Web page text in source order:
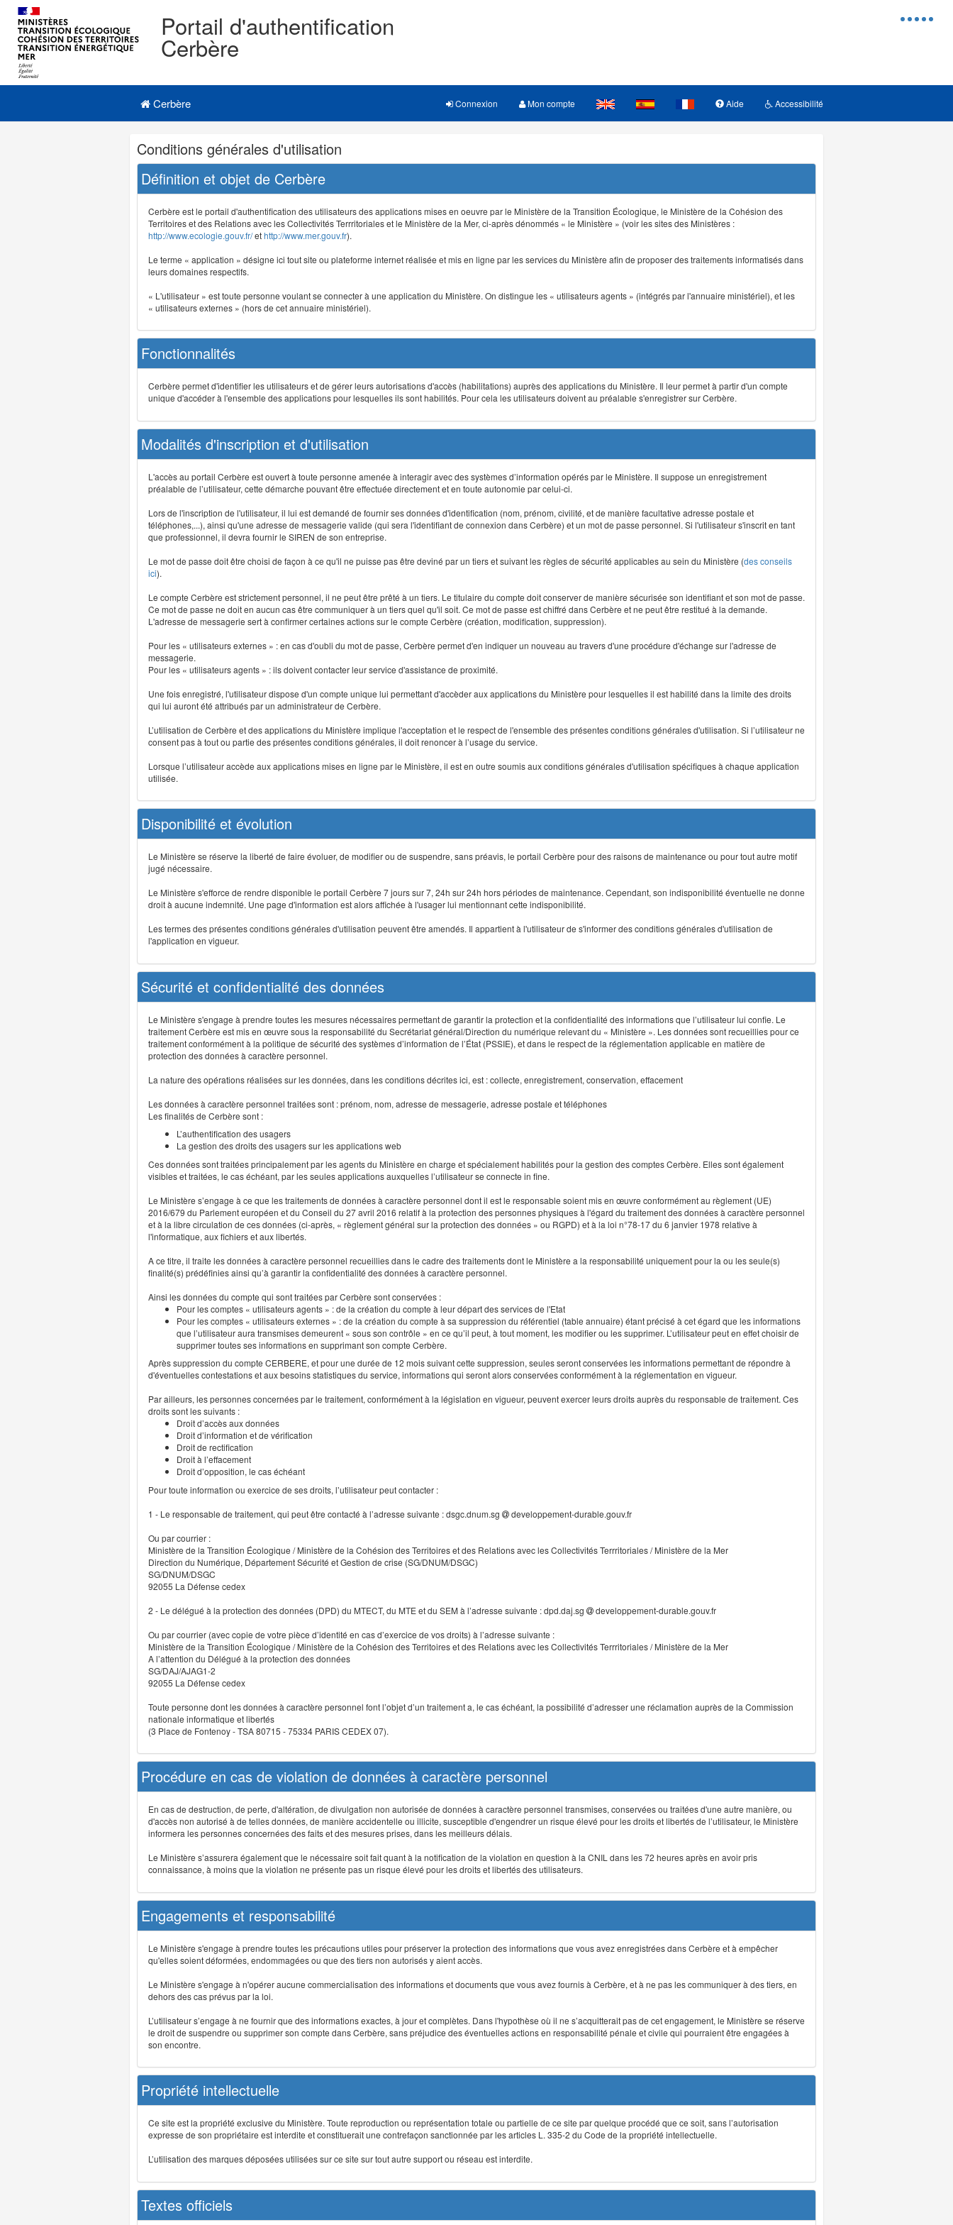
Menu
Portail d'authentification
Cerbère
Navigation
Menu principal
Cerbère Connexion Mon compte Aide Accessibilité
Navigation
et
outils
annexes
Conditions générales d'utilisation
Définition et objet de Cerbère
Cerbère est le portail d'authentification des utilisateurs des applications mises en oeuvre par le Ministère de la Transition Écologique, le Ministère de la Cohésion des
Territoires et des Relations avec les Collectivités Terrritoriales et le Ministère de la Mer, ci-après dénommés « le Ministère » (voir les sites des Ministères :
http://www.ecologie.gouv.fr/ethttp://www.mer.gouv.fr).
Le terme « application » désigne ici tout site ou plateforme internet réalisée et mis en ligne par les services du Ministère afin de proposer des traitements informatisés dans
leurs domaines respectifs.
« L'utilisateur » est toute personne voulant se connecter à une application du Ministère. On distingue les « utilisateurs agents » (intégrés par l'annuaire ministériel), et les
« utilisateurs externes » (hors de cet annuaire ministériel).
Fonctionnalités
Cerbère permet d'identifier les utilisateurs et de gérer leurs autorisations d'accès (habilitations) auprès des applications du Ministère. Il leur permet à partir d'un compte
unique d'accéder à l'ensemble des applications pour lesquelles ils sont habilités. Pour cela les utilisateurs doivent au préalable s'enregistrer sur Cerbère.
Modalités d'inscription et d'utilisation
L'accès au portail Cerbère est ouvert à toute personne amenée à interagir avec des systèmes d’information opérés par le Ministère. Il suppose un enregistrement
préalable de l’utilisateur, cette démarche pouvant être effectuée directement et en toute autonomie par celui-ci.
Lors de l'inscription de l'utilisateur, il lui est demandé de fournir ses données d'identification (nom, prénom, civilité, et de manière facultative adresse postale et
téléphones,...), ainsi qu'une adresse de messagerie valide (qui sera l'identifiant de connexion dans Cerbère) et un mot de passe personnel. Si l'utilisateur s'inscrit en tant
que professionnel, il devra fournir le SIREN de son entreprise.
Le mot de passe doit être choisi de façon à ce qu'il ne puisse pas être deviné par un tiers et suivant les règles de sécurité applicables au sein du Ministère (des conseils
ici).
Le compte Cerbère est strictement personnel, il ne peut être prêté à un tiers. Le titulaire du compte doit conserver de manière sécurisée son identifiant et son mot de passe.
Ce mot de passe ne doit en aucun cas être communiquer à un tiers quel qu'il soit. Ce mot de passe est chiffré dans Cerbère et ne peut être restitué à la demande.
L'adresse de messagerie sert à confirmer certaines actions sur le compte Cerbère (création, modification, suppression).
Pour les « utilisateurs externes » : en cas d'oubli du mot de passe, Cerbère permet d'en indiquer un nouveau au travers d'une procédure d'échange sur l'adresse de
messagerie.
Pour les « utilisateurs agents » : ils doivent contacter leur service d'assistance de proximité.
Une fois enregistré, l'utilisateur dispose d'un compte unique lui permettant d'accèder aux applications du Ministère pour lesquelles il est habilité dans la limite des droits
qui lui auront été attribués par un administrateur de Cerbère.
L’utilisation de Cerbère et des applications du Ministère implique l'acceptation et le respect de l'ensemble des présentes conditions générales d'utilisation. Si l’utilisateur ne
consent pas à tout ou partie des présentes conditions générales, il doit renoncer à l’usage du service.
Lorsque l’utilisateur accède aux applications mises en ligne par le Ministère, il est en outre soumis aux conditions générales d'utilisation spécifiques à chaque application
utilisée.
Disponibilité et évolution
Le Ministère se réserve la liberté de faire évoluer, de modifier ou de suspendre, sans préavis, le portail Cerbère pour des raisons de maintenance ou pour tout autre motif
jugé nécessaire.
Le Ministère s'efforce de rendre disponible le portail Cerbère 7 jours sur 7, 24h sur 24h hors périodes de maintenance. Cependant, son indisponibilité éventuelle ne donne
droit à aucune indemnité. Une page d'information est alors affichée à l'usager lui mentionnant cette indisponibilité.
Les termes des présentes conditions générales d'utilisation peuvent être amendés. Il appartient à l'utilisateur de s'informer des conditions générales d'utilisation de
l'application en vigueur.
Sécurité et confidentialité des données
Le Ministère s'engage à prendre toutes les mesures nécessaires permettant de garantir la protection et la confidentialité des informations que l’utilisateur lui confie. Le
traitement Cerbère est mis en œuvre sous la responsabilité du Secrétariat général/Direction du numérique relevant du « Ministère ». Les données sont recueillies pour ce
traitement conformément à la politique de sécurité des systèmes d’information de l’État (PSSIE), et dans le respect de la réglementation applicable en matière de
protection des données à caractère personnel.
La nature des opérations réalisées sur les données, dans les conditions décrites ici, est : collecte, enregistrement, conservation, effacement
Les données à caractère personnel traitées sont : prénom, nom, adresse de messagerie, adresse postale et téléphones
Les finalités de Cerbère sont :
L’authentification des usagers
La gestion des droits des usagers sur les applications web
Ces données sont traitées principalement par les agents du Ministère en charge et spécialement habilités pour la gestion des comptes Cerbère. Elles sont également
visibles et traitées, le cas échéant, par les seules applications auxquelles l’utilisateur se connecte in fine.
Le Ministère s’engage à ce que les traitements de données à caractère personnel dont il est le responsable soient mis en œuvre conformément au règlement (UE)
2016/679 du Parlement européen et du Conseil du 27 avril 2016 relatif à la protection des personnes physiques à l'égard du traitement des données à caractère personnel
et à la libre circulation de ces données (ci-après, « règlement général sur la protection des données » ou RGPD) et à la loi n°78-17 du 6 janvier 1978 relative à
l'informatique, aux fichiers et aux libertés.
A ce titre, il traite les données à caractère personnel recueillies dans le cadre des traitements dont le Ministère a la responsabilité uniquement pour la ou les seule(s)
finalité(s) prédéfinies ainsi qu’à garantir la confidentialité des données à caractère personnel.
Ainsi les données du compte qui sont traitées par Cerbère sont conservées :
Pour les comptes « utilisateurs agents » : de la création du compte à leur départ des services de l'Etat
Pour les comptes « utilisateurs externes » : de la création du compte à sa suppression du référentiel (table annuaire) étant précisé à cet égard que les informations
que l’utilisateur aura transmises demeurent « sous son contrôle » en ce qu’il peut, à tout moment, les modifier ou les supprimer. L’utilisateur peut en effet choisir de
supprimer toutes ses informations en supprimant son compte Cerbère.
Après suppression du compte CERBERE, et pour une durée de 12 mois suivant cette suppression, seules seront conservées les informations permettant de répondre à
d'éventuelles contestations et aux besoins statistiques du service, informations qui seront alors conservées conformément à la réglementation en vigueur.
Par ailleurs, les personnes concernées par le traitement, conformément à la législation en vigueur, peuvent exercer leurs droits auprès du responsable de traitement. Ces
droits sont les suivants :
Droit d’accès aux données
Droit d’information et de vérification
Droit de rectification
Droit à l’effacement
Droit d’opposition, le cas échéant
Pour toute information ou exercice de ses droits, l’utilisateur peut contacter :
1 - Le responsable de traitement, qui peut être contacté à l’adresse suivante : dsgc.dnum.sg
developpement-durable.gouv.fr
Ou par courrier :
Ministère de la Transition Écologique / Ministère de la Cohésion des Territoires et des Relations avec les Collectivités Terrritoriales / Ministère de la Mer
Direction du Numérique, Département Sécurité et Gestion de crise (SG/DNUM/DSGC)
SG/DNUM/DSGC
92055 La Défense cedex
2 - Le délégué à la protection des données (DPD) du MTECT, du MTE et du SEM à l’adresse suivante : dpd.daj.sg
developpement-durable.gouv.fr
Ou par courrier (avec copie de votre pièce d’identité en cas d’exercice de vos droits) à l’adresse suivante :
Ministère de la Transition Écologique / Ministère de la Cohésion des Territoires et des Relations avec les Collectivités Terrritoriales / Ministère de la Mer
A l’attention du Délégué à la protection des données
SG/DAJ/AJAG1-2
92055 La Défense cedex
Toute personne dont les données à caractère personnel font l’objet d’un traitement a, le cas échéant, la possibilité d’adresser une réclamation auprès de la Commission
nationale informatique et libertés
(3 Place de Fontenoy - TSA 80715 - 75334 PARIS CEDEX 07).
Procédure en cas de violation de données à caractère personnel
En cas de destruction, de perte, d'altération, de divulgation non autorisée de données à caractère personnel transmises, conservées ou traitées d'une autre manière, ou
d'accès non autorisé à de telles données, de manière accidentelle ou illicite, susceptible d'engendrer un risque élevé pour les droits et libertés de l’utilisateur, le Ministère
informera les personnes concernées des faits et des mesures prises, dans les meilleurs délais.
Le Ministère s’assurera également que le nécessaire soit fait quant à la notification de la violation en question à la CNIL dans les 72 heures après en avoir pris
connaissance, à moins que la violation ne présente pas un risque élevé pour les droits et libertés des utilisateurs.
Engagements et responsabilité
Le Ministère s'engage à prendre toutes les précautions utiles pour préserver la protection des informations que vous avez enregistrées dans Cerbère et à empêcher
qu'elles soient déformées, endommagées ou que des tiers non autorisés y aient accès.
Le Ministère s'engage à n'opérer aucune commercialisation des informations et documents que vous avez fournis à Cerbère, et à ne pas les communiquer à des tiers, en
dehors des cas prévus par la loi.
L’utilisateur s’engage à ne fournir que des informations exactes, à jour et complètes. Dans l'hypothèse où il ne s’acquitterait pas de cet engagement, le Ministère se réserve
le droit de suspendre ou supprimer son compte dans Cerbère, sans préjudice des éventuelles actions en responsabilité pénale et civile qui pourraient être engagées à
son encontre.
Propriété intellectuelle
Ce site est la propriété exclusive du Ministère. Toute reproduction ou représentation totale ou partielle de ce site par quelque procédé que ce soit, sans l’autorisation
expresse de son propriétaire est interdite et constituerait une contrefaçon sanctionnée par les articles L. 335-2 du Code de la propriété intellectuelle.
L’utilisation des marques déposées utilisées sur ce site sur tout autre support ou réseau est interdite.
Textes officiels